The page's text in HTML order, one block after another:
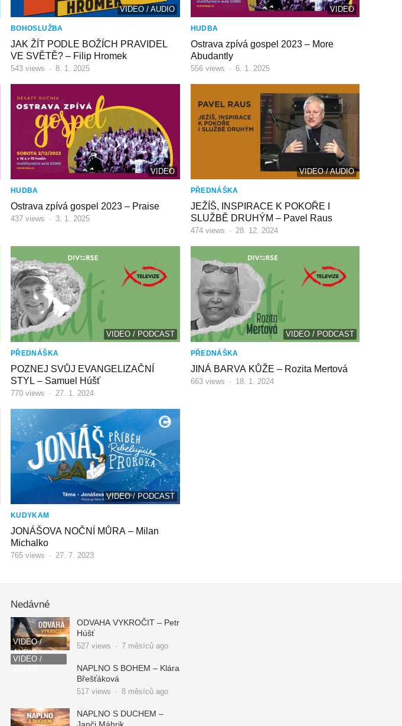
VIDEO / AUDIO
BOHOSLUŽBA
JAK ŽÍT PODLE BOŽÍCH PRAVIDEL
VE SVĚTĚ? – Filip Hromek
543 views · 8. 1. 2025
VIDEO
HUDBA
Ostrava zpívá gospel 2023 – More
Abudantly
556views · 6. 1. 2025
VIDEO
HUDBA
Ostrava zpívá gospel 2023 – Praise
437 views · 3. 1. 2025
VIDEO / AUDIO
PŘEDNÁŠKA
JEŽÍŠ, INSPIRACE K POKOŘE I
SLUŽBĚ DRUHÝM – Pavel Raus
474views · 28. 12. 2024
VIDEO / PODCAST
PŘEDNÁŠKA
POZNEJ SVŮJ EVANGELIZAČNÍ
STYL – Samuel Húšť
770 views · 27. 1. 2024
VIDEO / PODCAST
PŘEDNÁŠKA
JINÁ BARVA KŮŽE – Rozita Mertová
663views · 18. 1. 2024
VIDEO / PODCAST
KUDYKAM
JONÁŠOVA NOČNÍ MŮRA – Milan
Michalko
765 views · 27. 7. 2023
Nedávné
VIDEO /
AUDIO
ODVAHA VYKROČIT – Petr
Húšť
527 views · 7 měsíců ago
VIDEO /
NAPLNO S BOHEM – Klára
Břešťáková
517 views · 8 měsíců ago
NAPLNO S DUCHEM –
Janči Máhrik